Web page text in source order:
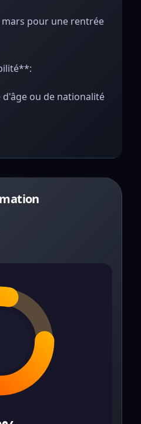
pour une rentrée
ou de nationalité